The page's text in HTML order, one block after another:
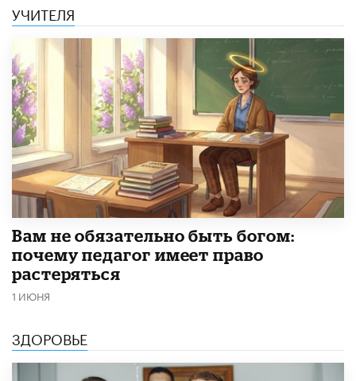
УЧИТЕЛЯ
​Вам не обязательно быть богом:
почему педагог имеет право
растеряться
1 ИЮНЯ
ЗДОРОВЬЕ